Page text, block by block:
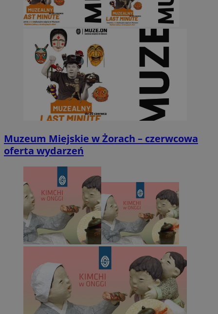
Muzeum Miejskie w Żorach – czerwcowa
oferta wydarzeń